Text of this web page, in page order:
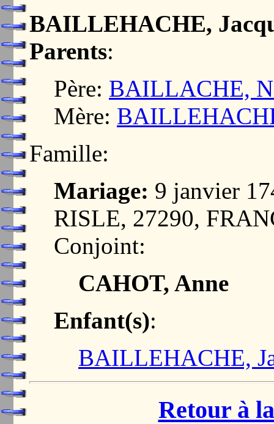
BAILLEHACHE,
Parents:
Père: BAILLACHE,
Mère:
Famille:
Mariage: 9 janvier
RISLE, 27290,
Conjoint:
CAHOT, Anne
Enfant(s):
BAILLEHACHE,
Retour à